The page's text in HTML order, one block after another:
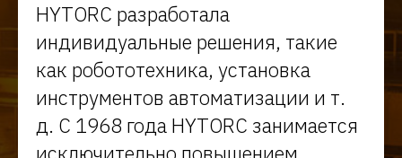
HYTORC разработала
индивидуальные решения, такие
как робототехника, установка
инструментов автоматизации и т.
д. С 1968 года HYTORC занимается